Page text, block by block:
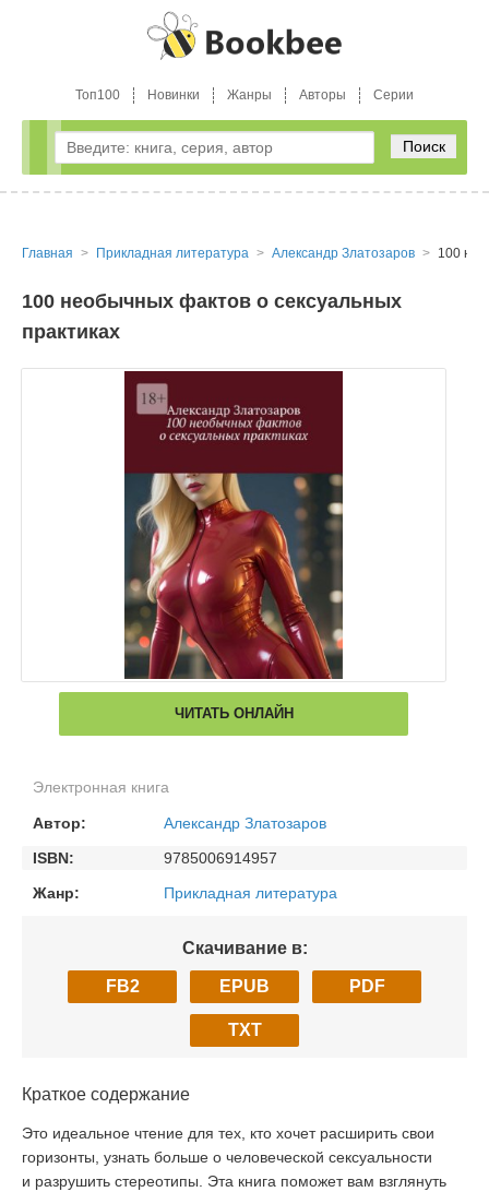
Топ100 Новинки Жанры Авторы Серии
Поиск
Главная Прикладная литература Александр Златозаров 100
100 необычных фактов о сексуальных
практиках
ЧИТАТЬ ОНЛАЙН
Электронная книга
Автор:
Александр Златозаров
ISBN:
9785006914957
Жанр:
Прикладная литература
Скачивание в:
FB2 EPUB PDF
TXT
Краткое содержание
Это идеальное чтение для тех, кто хочет расширить свои
горизонты, узнать больше о человеческой сексуальности
и разрушить стереотипы. Эта книга поможет вам взглянуть